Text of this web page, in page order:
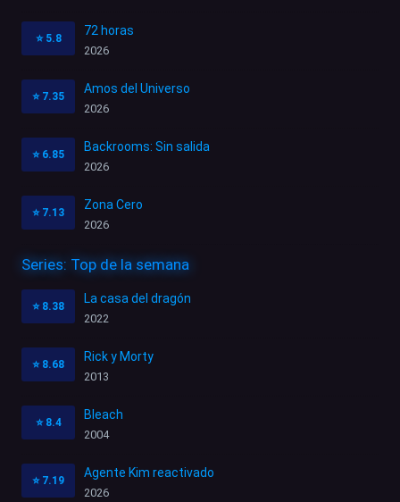
⭐ 5.8
72 horas
2026
⭐ 7.35
Amos del Universo
2026
⭐ 6.85
Backrooms: Sin salida
2026
⭐ 7.13
Zona Cero
2026
Series: Top de la semana
⭐ 8.38
La casa del dragón
2022
⭐ 8.68
Rick y Morty
2013
⭐ 8.4
Bleach
2004
⭐ 7.19
Agente Kim reactivado
2026